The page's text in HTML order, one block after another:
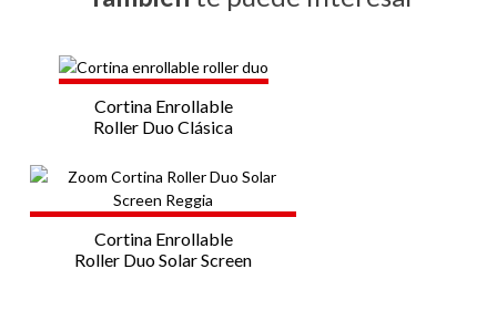
Cortina Enrollable
Roller Duo Clásica
Cortina Enrollable
Roller Duo Solar Screen